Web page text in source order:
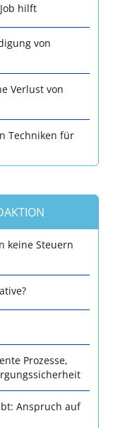
hilft
von
Verlust von
Techniken für
keine Steuern
Prozesse,
Anspruch auf